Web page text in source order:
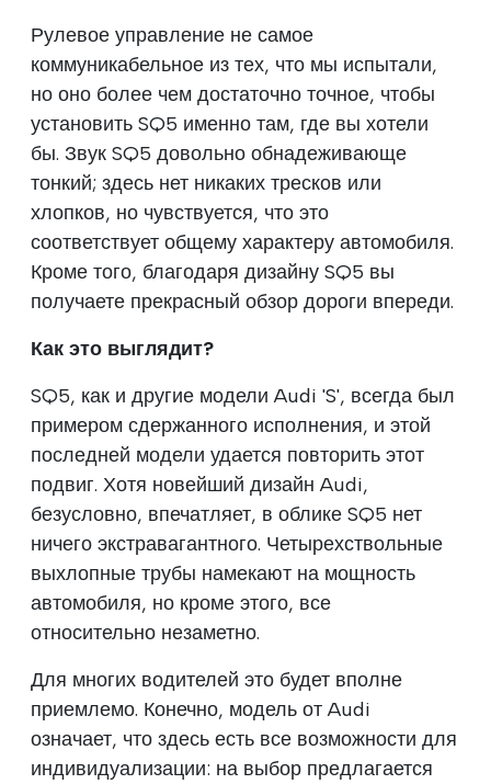
Рулевое управление не самое
коммуникабельное из тех, что мы испытали,
но оно более чем достаточно точное, чтобы
установить SQ5 именно там, где вы хотели
бы. Звук SQ5 довольно обнадеживающе
тонкий; здесь нет никаких тресков или
хлопков, но чувствуется, что это
соответствует общему характеру автомобиля.
Кроме того, благодаря дизайну SQ5 вы
получаете прекрасный обзор дороги впереди.
Как это выглядит?
SQ5, как и другие модели Audi 'S', всегда был
примером сдержанного исполнения, и этой
последней модели удается повторить этот
подвиг. Хотя новейший дизайн Audi,
безусловно, впечатляет, в облике SQ5 нет
ничего экстравагантного. Четырехствольные
выхлопные трубы намекают на мощность
автомобиля, но кроме этого, все
относительно незаметно.
Для многих водителей это будет вполне
приемлемо. Конечно, модель от Audi
означает, что здесь есть все возможности для
индивидуализации: на выбор предлагается